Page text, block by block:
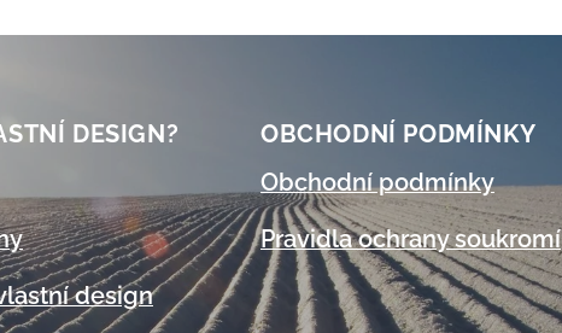
DESIGN?
design
OBCHODNÍ PODMÍNKY
Obchodní podmínky
Pravidla ochrany soukromí